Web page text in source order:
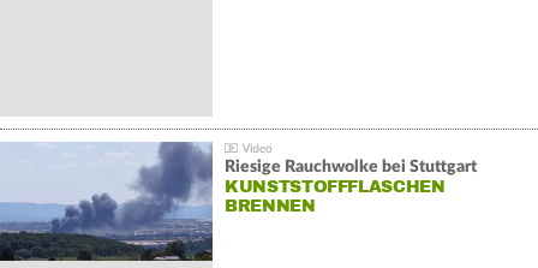
Riesige Rauchwolke bei Stuttgart
KUNSTSTOFFFLASCHEN
BRENNEN